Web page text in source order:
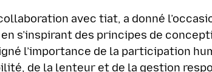
avec tiat, a donné
s’inspirant des principes de
l’importance de la participation
de la lenteur et de la gestion